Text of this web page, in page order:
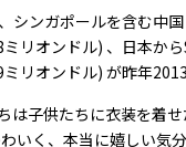
シンガポールを含む中
リオンドル) 、日本か
リオンドル) が昨年
子供たちに衣装を着
いく、本当に嬉しい気分